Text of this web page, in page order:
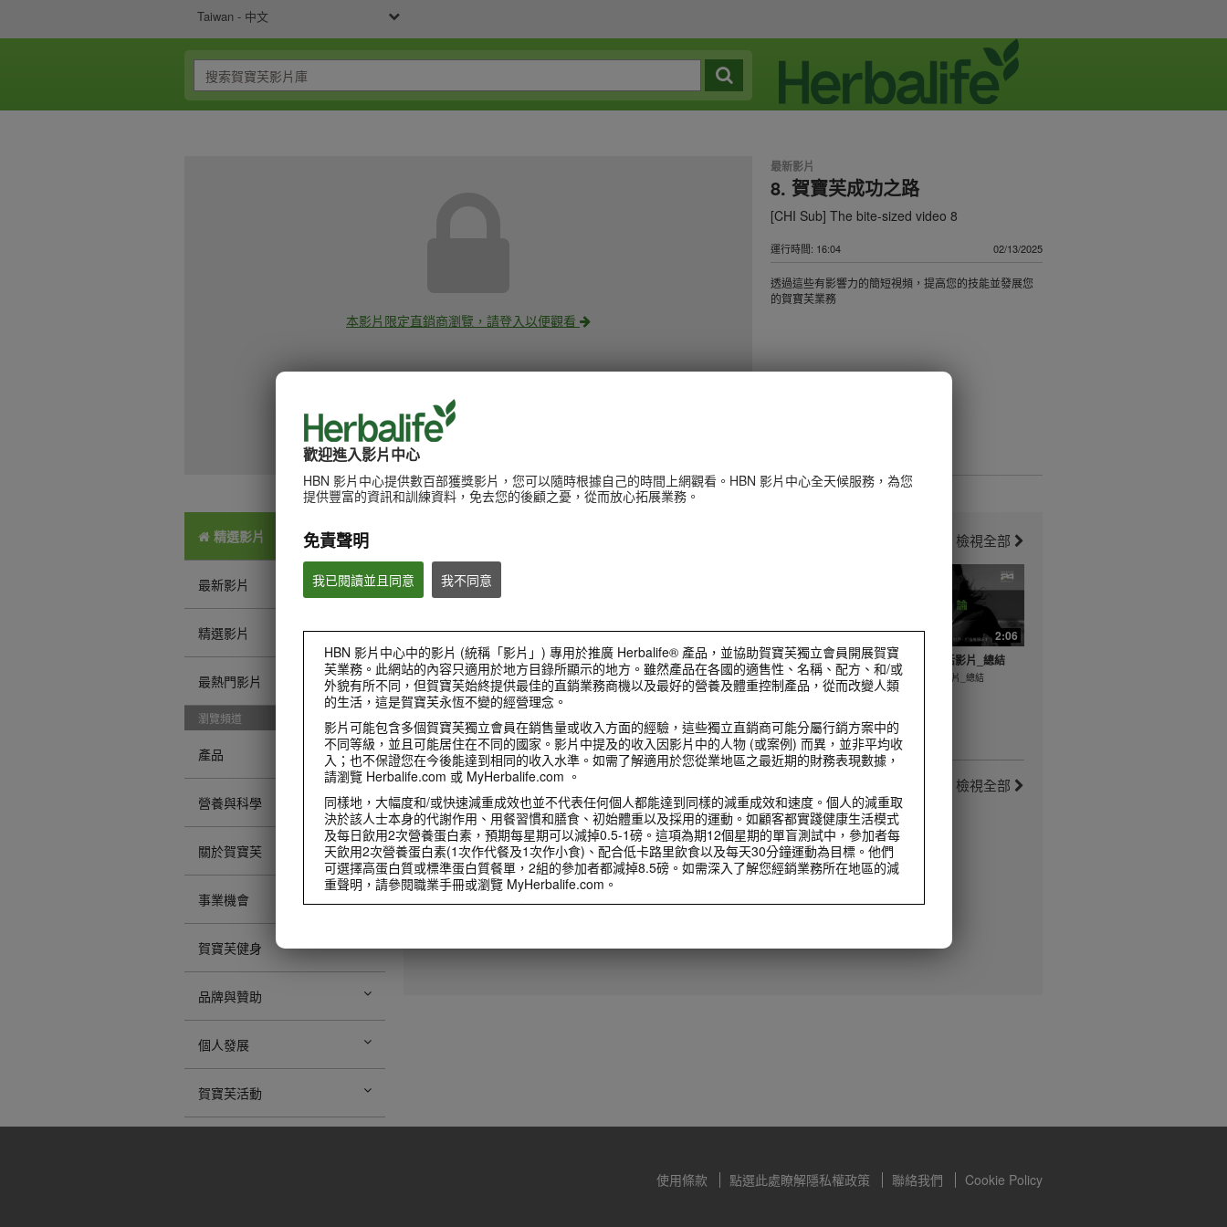
Taiwan - 中文
歡迎進入影片中心
HBN 影片中心提供數百部獲獎影片，您可以隨時根據自己的時間上網觀看。HBN 影片中心全天候服務，為您
提供豐富的資訊和訓練資料，免去您的後顧之憂，從而放心拓展業務。
免責聲明
我已閱讀並且同意 我不同意
HBN 影片中心中的影片 (統稱「影片」) 專用於推廣 Herbalife® 產品，並協助賀寶芙獨立會員開展賀寶
芙業務。此網站的內容只適用於地方目錄所顯示的地方。雖然產品在各國的適售性、名稱、配方、和/或
外貌有所不同，但賀寶芙始終提供最佳的直銷業務商機以及最好的營養及體重控制產品，從而改變人類
的生活，這是賀寶芙永恆不變的經營理念。
影片可能包含多個賀寶芙獨立會員在銷售量或收入方面的經驗，這些獨立直銷商可能分屬行銷方案中的
不同等級，並且可能居住在不同的國家。影片中提及的收入因影片中的人物 (或案例) 而異，並非平均收
入；也不保證您在今後能達到相同的收入水準。如需了解適用於您從業地區之最近期的財務表現數據，
請瀏覽 Herbalife.com 或 MyHerbalife.com 。
同樣地，大幅度和/或快速減重成效也並不代表任何個人都能達到同樣的減重成效和速度。個人的減重取
決於該人士本身的代謝作用、用餐習慣和膳食、初始體重以及採用的運動。如顧客都實踐健康生活模式
及每日飲用2次營養蛋白素，預期每星期可以減掉0.5-1磅。這項為期12個星期的單盲測試中，參加者每
天飲用2次營養蛋白素(1次作代餐及1次作小食)、配合低卡路里飲食以及每天30分鐘運動為目標。他們
可選擇高蛋白質或標準蛋白質餐單，2組的參加者都減掉8.5磅。如需深入了解您經銷業務所在地區的減
重聲明，請參閱職業手冊或瀏覽 MyHerbalife.com。
在開始任何減重計劃前，任何人都應該首先諮詢醫生意見。Herbalife® 產品只能輔助減重及控制體重，
在開始任何減重計劃前，任何人都應該首先諮詢醫生意見。Herbalife® 產品只能輔助減重及控制體重，
代全部膳食，每人每日最少要適度攝取一次正餐。
本影片限定直銷商瀏覽，請登入以便觀看
最新影片
8. 賀寶芙成功之路
[CHI Sub] The bite-sized video 8
運行時間: 16:04 02/13/2025
透過這些有影響力的簡短視頻，提高您的技能並發展您
的賀寶芙業務
精選影片
最新影片
精選影片
最熱門影片
瀏覽頻道
產品
營養與科學
關於賀寶芙
事業機會
賀寶芙健身
品牌與贊助
個人發展
賀寶芙活動
檢視全部
3:27
營養專家揭密 健康早餐的好處
營養專家向您推薦#賀寶芙營養早
餐，不僅可以提供優質營養素、幫助
消化，幫助您的體重管理計畫及提振
精神。簡單的健康早餐組合
1:00
輕卡體控 從早餐開始
賀寶芙全方位營養早餐：簡單搭配
使用濃縮蘆薈汁、營養蛋白混合飲
養 幫助體重管理計畫、快速又方便
準備!
5:10
健康活躍新生活影片_運動前
伸展熱身示範
健康活躍新生活影片_運動前伸展
2:06
健康活躍新生活影片_總結
健康活躍新生活影片_總結
關於賀寶芙 檢視全部
1:30
直銷商宣導月領導人影片
使用條款 點選此處瞭解隱私權政策 聯絡我們 Cookie Policy